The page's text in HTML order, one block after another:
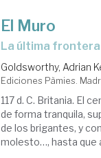
El Muro
la última
Goldsworthy, Adrian
Ediciones Pàmies.
117 d. C. Britania. El
de forma tranquila,
de los brigantes, y
molesto…, hasta que